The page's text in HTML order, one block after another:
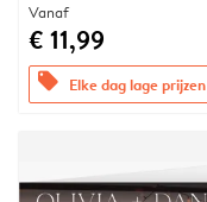
Vanaf
€ 11,99
offers Elke dag lage prijzen